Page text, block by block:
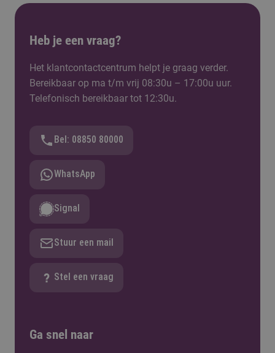
Heb je een vraag?
Het klantcontactcentrum helpt je graag verder.
Bereikbaar op ma t/m vrij 08:30u – 17:00u uur.
Telefonisch bereikbaar tot 12:30u.
Bel: 08850 80000
WhatsApp
Signal
Stuur een mail
Stel een vraag
Ga snel naar